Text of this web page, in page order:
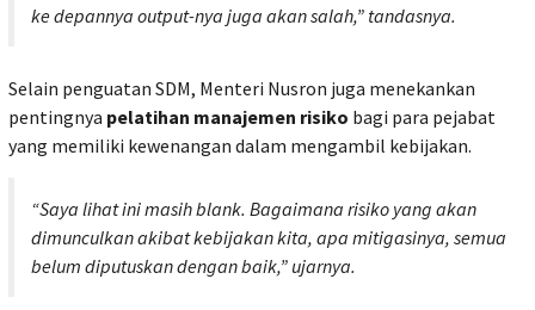
ke depannya output-nya juga akan salah,” tandasnya.
Selain penguatan SDM, Menteri Nusron juga menekankan
pentingnya pelatihan manajemen risiko bagi para pejabat
yang memiliki kewenangan dalam mengambil kebijakan.
“Saya lihat ini masih blank. Bagaimana risiko yang akan
dimunculkan akibat kebijakan kita, apa mitigasinya, semua
belum diputuskan dengan baik,” ujarnya.